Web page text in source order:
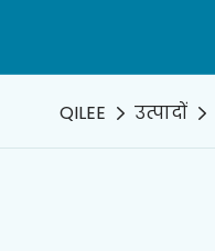
QILEE उत्पादों